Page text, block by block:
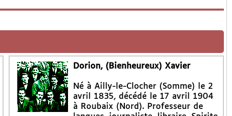
Dorion, (Bienheureux) Xavier
Né à Ailly-le-Clocher (Somme) le 2
avril 1835, décédé le 17 avril 1904
à Roubaix (Nord). Professeur de